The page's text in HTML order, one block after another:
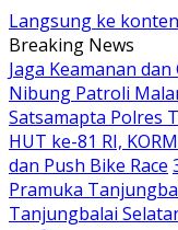
Langsung ke konten
Breaking News
Jaga Keamanan
Nibung Patroli
Satsamapta Polres
HUT ke-81 RI,
dan Push Bike Race
Pramuka
Tanjungbalai